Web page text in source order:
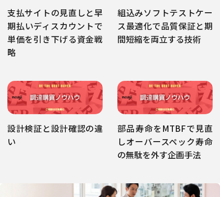
支払サイトの見直しと早
期払いディスカウントで
単価を引き下げる資金戦
略
組込みソフトテストケー
ス最適化で品質保証と期
間短縮を両立する技術
設計検証と設計確認の違
い
部品寿命をMTBFで見直
しオーバースペック寿命
の無駄を外す企画手法